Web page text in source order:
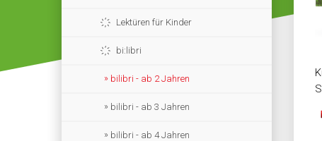
Lektüren für Kinder
bi:libri
bilibri - ab 2 Jahren
bilibri - ab 3 Jahren
bilibri - ab 4 Jahren